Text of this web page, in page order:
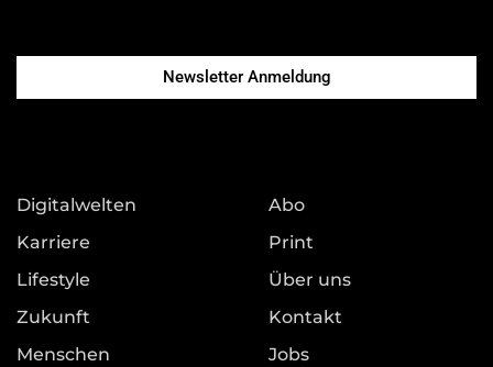
Newsletter Anmeldung
Digitalwelten
Karriere
Lifestyle
Zukunft
Menschen
Abo
Print
Über uns
Kontakt
Jobs